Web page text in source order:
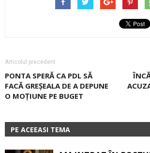
Articolul precedent
PONTA SPERĂ CA PDL SĂ
FACĂ GREȘEALA DE A ­DEPUNE
O ­MOŢIUNE PE BUGET
PE ACEEASI TEMA